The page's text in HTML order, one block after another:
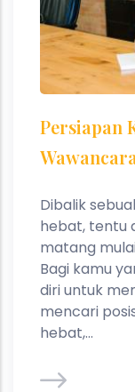
Persiapan
Dibalik
hebat, tentu
matang
Bagi kamu
diri untuk
mencari
hebat,...